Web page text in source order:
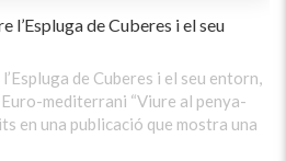
l’Espluga de Cuberes i el seu
de Cuberes i el seu entorn,
mediterrani “Viure al penya-
en una publicació que mostra una